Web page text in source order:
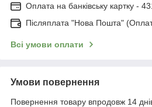
Оплата на банківську картку -
Післяплата "Нова Пошта"
Всі умови оплати
Умови повернення
Повернення товару впродовж 14